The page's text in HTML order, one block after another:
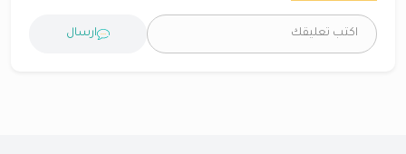
ارسال